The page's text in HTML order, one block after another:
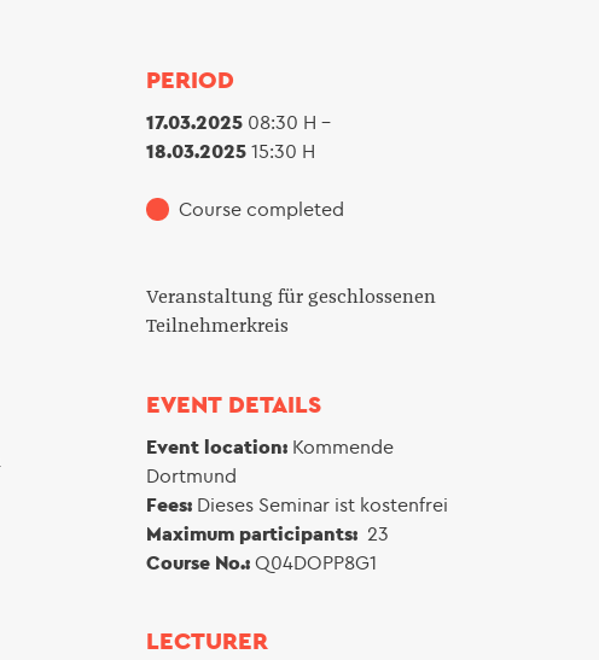
PERIOD
17.03.2025 08:30 H –
18.03.2025 15:30 H
Course completed
Veranstaltung für geschlossenen
Teilnehmerkreis
EVENT DETAILS
Event location: Kommende
Dortmund
Fees: Dieses Seminar ist kostenfrei
Maximum participants: 23
Course No.: Q04DOPP8G1
LECTURER